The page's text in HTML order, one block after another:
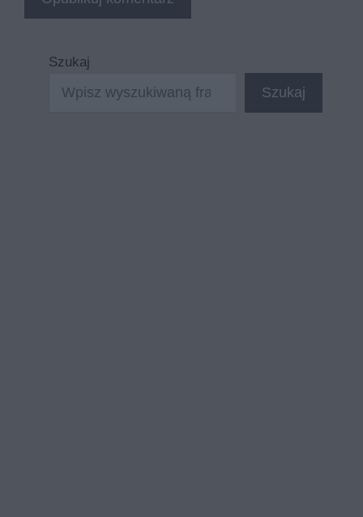
Szukaj
Szukaj